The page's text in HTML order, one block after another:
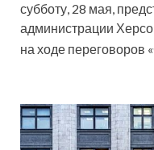
субботу, 28 мая,
администрации
на ходе переговоров